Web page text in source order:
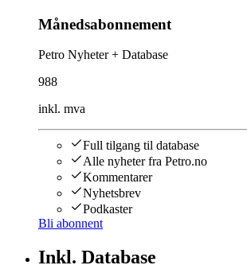
Månedsabonnement
Petro Nyheter + Database
988
inkl. mva
Full tilgang til database
Alle nyheter fra Petro.no
Kommentarer
Nyhetsbrev
Podkaster
Bli abonnent
Inkl. Database